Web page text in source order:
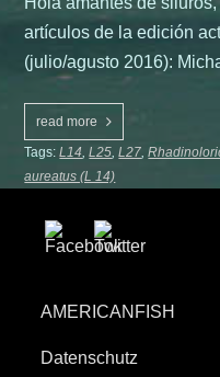
artículos de la edición
(julio/agusto 2016):
read more
Tags:L14,L25,L27,
aureatus (L 14)
AMERICANFISH
Datenschutz